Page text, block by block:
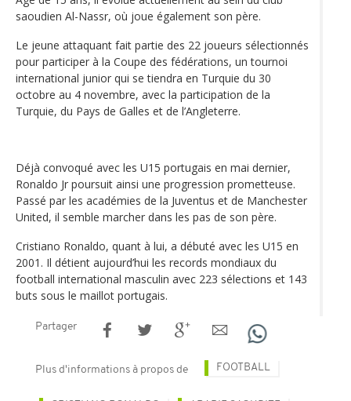
saoudien Al-Nassr, où joue également son père.
Le jeune attaquant fait partie des 22 joueurs sélectionnés
pour participer à la Coupe des fédérations, un tournoi
international junior qui se tiendra en Turquie du 30
octobre au 4 novembre, avec la participation de la
Turquie, du Pays de Galles et de l’Angleterre.
Déjà convoqué avec les U15 portugais en mai dernier,
Ronaldo Jr poursuit ainsi une progression prometteuse.
Passé par les académies de la Juventus et de Manchester
United, il semble marcher dans les pas de son père.
Cristiano Ronaldo, quant à lui, a débuté avec les U15 en
2001. Il détient aujourd’hui les records mondiaux du
football international masculin avec 223 sélections et 143
buts sous le maillot portugais.
Partager
Plus d'informations à propos de FOOTBALL